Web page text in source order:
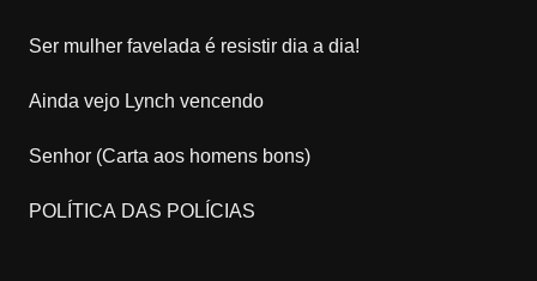
Ser mulher favelada é resistir dia a dia!
Ainda vejo Lynch vencendo
Senhor (Carta aos homens bons)
POLÍTICA DAS POLÍCIAS